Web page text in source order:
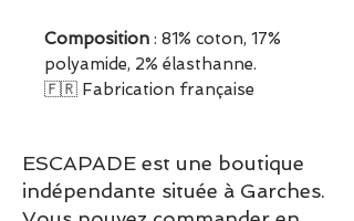
Composition : 81% coton, 17%
polyamide, 2% élasthanne.
🇫🇷 Fabrication française
ESCAPADE est une boutique
indépendante située à Garches.